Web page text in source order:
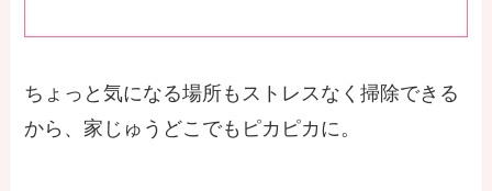
ちょっと気になる場所もストレスなく掃除できる
から、家じゅうどこでもピカピカに。